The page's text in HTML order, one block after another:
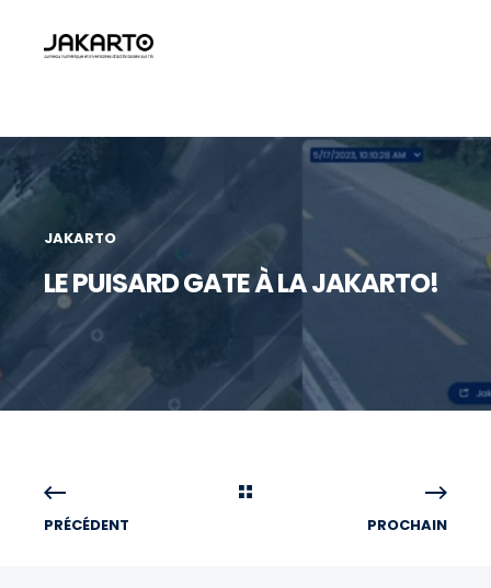
JAKARTO
LE PUISARD GATE À LA JAKARTO!
PRÉCÉDENT PROCHAIN